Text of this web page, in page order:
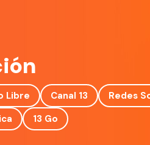
Libre Canal 13
Redes
13 Go